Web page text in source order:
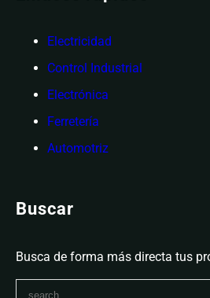
Electricidad
Control Industrial
Electrónica
Ferretería
Automotriz
Buscar
Busca de forma más directa tus